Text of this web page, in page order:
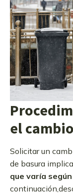
el
Solicitar un
de basura
que varía